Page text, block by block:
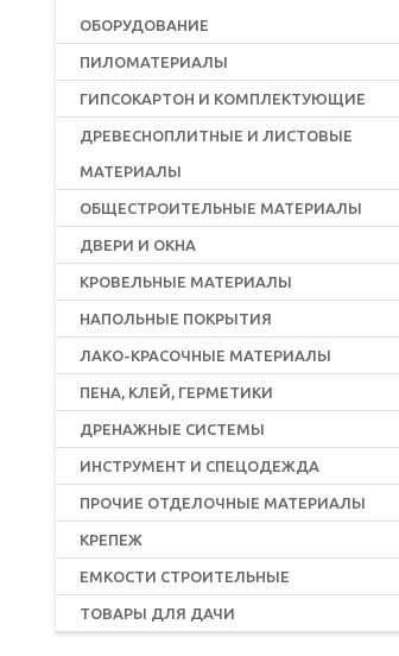
ОБОРУДОВАНИЕ
ПИЛОМАТЕРИАЛЫ
ГИПСОКАРТОН И КОМПЛЕКТУЮЩИЕ
ДРЕВЕСНОПЛИТНЫЕ И ЛИСТОВЫЕ
МАТЕРИАЛЫ
ОБЩЕСТРОИТЕЛЬНЫЕ МАТЕРИАЛЫ
ДВЕРИ И ОКНА
КРОВЕЛЬНЫЕ МАТЕРИАЛЫ
НАПОЛЬНЫЕ ПОКРЫТИЯ
ЛАКО-КРАСОЧНЫЕ МАТЕРИАЛЫ
ПЕНА, КЛЕЙ, ГЕРМЕТИКИ
ДРЕНАЖНЫЕ СИСТЕМЫ
ИНСТРУМЕНТ И СПЕЦОДЕЖДА
ПРОЧИЕ ОТДЕЛОЧНЫЕ МАТЕРИАЛЫ
КРЕПЕЖ
ЕМКОСТИ СТРОИТЕЛЬНЫЕ
ТОВАРЫ ДЛЯ ДАЧИ